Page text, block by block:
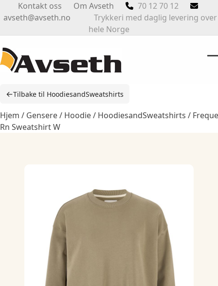
to
Kontakt oss Om Avseth
70 12 70 12
avseth@avseth.no Trykkeri med daglig levering over
hele Norge
←Tilbake til HoodiesandSweatshirts
Hjem / Gensere/ Hoodie/ HoodiesandSweatshirts /
Rn Sweatshirt W